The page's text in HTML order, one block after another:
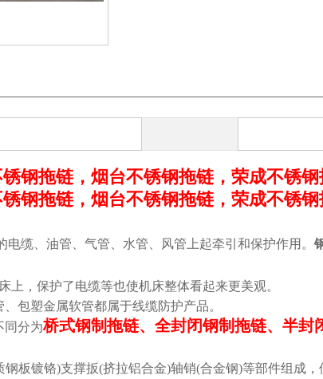
钢拖链，烟台不锈钢拖链，荣成不锈
钢拖链，烟台不锈钢拖链，荣成不锈
电缆、油管、气管、水管、风管上起牵引和保护作用。
上，保护了电缆等也使机床整体看起来更美观。
包塑金属软管都属于线缆防护产品。
同分为桥式钢制拖链、全封闭钢制拖链、半封
钢板镀铬)支撑扳(挤拉铝合金)轴销(合金钢)等部件组成